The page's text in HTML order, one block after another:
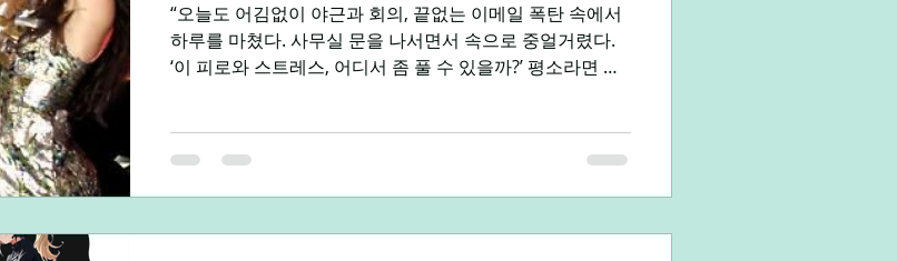
“오늘도 어김없이 야근과 회의, 끝없는 이메일 폭탄 속에서
하루를 마쳤다. 사무실 문을 나서면서 속으로 중얼거렸다.
‘이 피로와 스트레스, 어디서 좀 풀 수 있을까?’ 평소라면 집
어떤 분위기일까, 내가 잘 어울릴까’라는 생각과 ‘ 오늘 하루
진짜 힐링될까 ?’라는 기대가 섞였다. 하지만 문을 열고 들어